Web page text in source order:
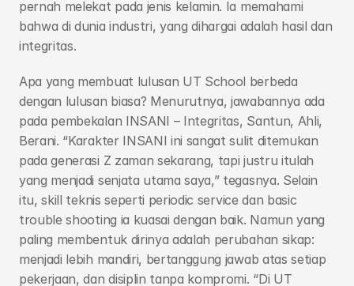
pernah melekat pada jenis kelamin. Ia memahami
bahwa di dunia industri, yang dihargai adalah hasil dan
integritas.
Apa yang membuat lulusan UT School berbeda
dengan lulusan biasa? Menurutnya, jawabannya ada
pada pembekalan INSANI – Integritas, Santun, Ahli,
Berani. “Karakter INSANI ini sangat sulit ditemukan
pada generasi Z zaman sekarang, tapi justru itulah
yang menjadi senjata utama saya,” tegasnya. Selain
itu, skill teknis seperti periodic service dan basic
trouble shooting ia kuasai dengan baik. Namun yang
paling membentuk dirinya adalah perubahan sikap:
menjadi lebih mandiri, bertanggung jawab atas setiap
pekerjaan, dan disiplin tanpa kompromi. “Di UT